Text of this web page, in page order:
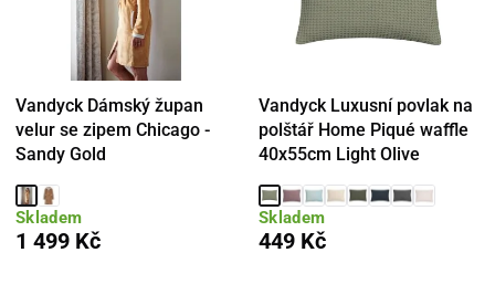
Vandyck Dámský župan
velur se zipem Chicago -
Sandy Gold
Skladem
1 499 Kč
Vandyck Luxusní povlak na
polštář Home Piqué waffle
40x55cm Light Olive
Skladem
449 Kč